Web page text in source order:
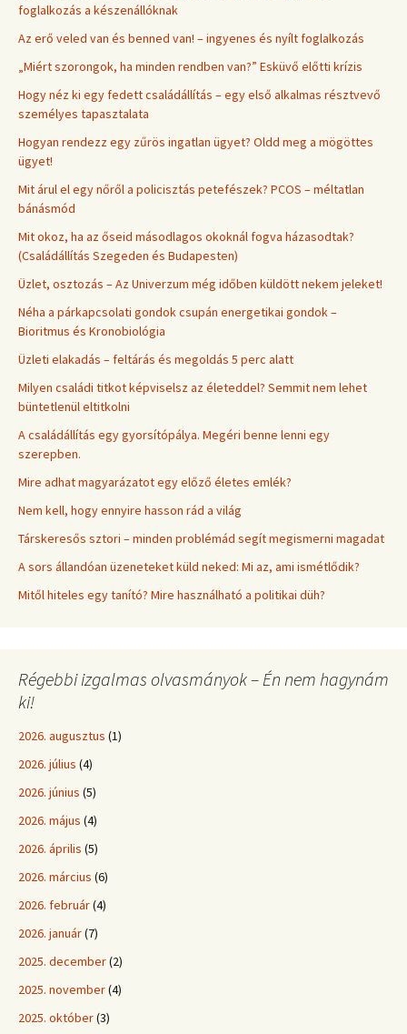
foglalkozás a készenállóknak
Az erő veled van és benned van! – ingyenes és nyílt foglalkozás
„Miért szorongok, ha minden rendben van?” Esküvő előtti krízis
Hogy néz ki egy fedett családállítás – egy első alkalmas résztvevő
személyes tapasztalata
Hogyan rendezz egy zűrös ingatlan ügyet? Oldd meg a mögöttes
ügyet!
Mit árul el egy nőről a policisztás petefészek? PCOS – méltatlan
bánásmód
Mit okoz, ha az őseid másodlagos okoknál fogva házasodtak?
(Családállítás Szegeden és Budapesten)
Üzlet, osztozás – Az Univerzum még időben küldött nekem jeleket!
Néha a párkapcsolati gondok csupán energetikai gondok –
Bioritmus és Kronobiológia
Üzleti elakadás – feltárás és megoldás 5 perc alatt
Milyen családi titkot képviselsz az életeddel? Semmit nem lehet
büntetlenül eltitkolni
A családállítás egy gyorsítópálya. Megéri benne lenni egy
szerepben.
Mire adhat magyarázatot egy előző életes emlék?
Nem kell, hogy ennyire hasson rád a világ
Társkeresős sztori – minden problémád segít megismerni magadat
A sors állandóan üzeneteket küld neked: Mi az, ami ismétlődik?
Mitől hiteles egy tanító? Mire használható a politikai düh?
Régebbi izgalmas olvasmányok – Én nem hagynám
ki!
2026. augusztus (1)
2026. július (4)
2026. június (5)
2026. május (4)
2026. április (5)
2026. március (6)
2026. február(4)
2026. január(7)
2025. december(2)
2025. november(4)
2025. október(3)